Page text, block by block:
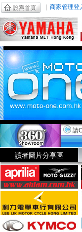
商家管理登
請
讀者圖片分享區